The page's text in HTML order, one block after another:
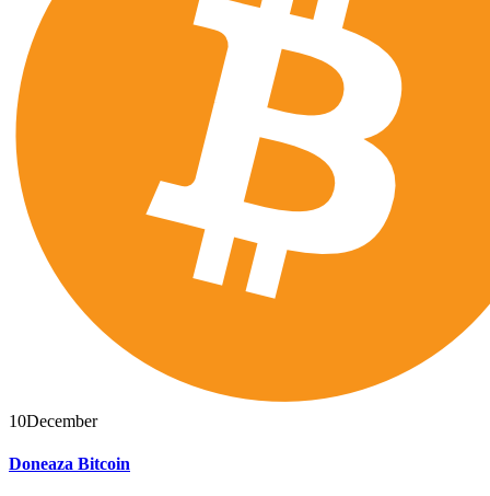
10December
Doneaza Bitcoin